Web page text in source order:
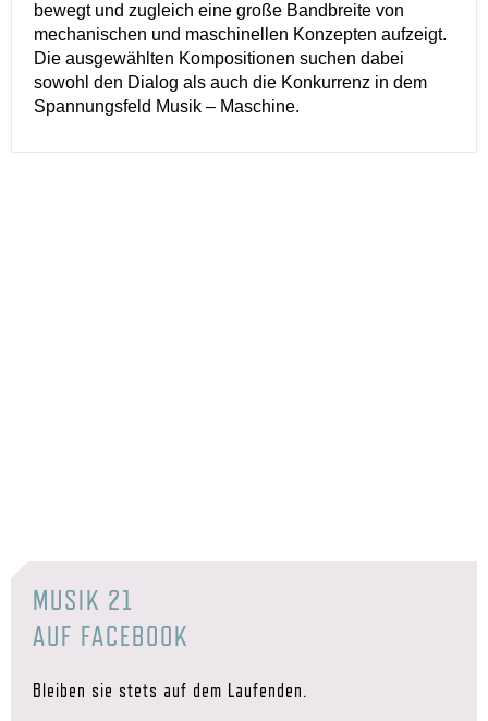
bewegt und zugleich eine große Bandbreite von
mechanischen und maschinellen Konzepten aufzeigt.
Die ausgewählten Kompositionen suchen dabei
sowohl den Dialog als auch die Konkurrenz in dem
Spannungsfeld Musik – Maschine.
MUSIK 21
AUF FACEBOOK
Bleiben sie stets auf dem Laufenden.